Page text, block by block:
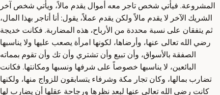
المشروعة. فيأتي شخص تاجر معه أموال يقدم مالاً، ويأتي شخص آخر
الشريك الآخر لا يقدم مالاً ولكن يقدم عملاً، يقول: أنا أتاجر بهذا المال،
ثم يتفقان على نسبة محددة من الأرباح، هذه المضاربة. فكانت خديجة
رضي الله تعالى عنها، وأرضاها، لكونها امرأة يصعب عليها ولا يناسبها
الصفقة بالأسواق، وأن تبيع وأن تشتري وأن تك وأن تقوم بمماته
البائعين، لا يناسبها خصوصاً على شرفها ونسبها ومكانتها. فكانت
تضارب بمالها، وكان تجار مكة وشرفاء يتسابقون للزواج منها، ولكنها
كانت رضي الله تعالى عنها لبعد نظرها ورجاحة عقلها أن يضارب لها